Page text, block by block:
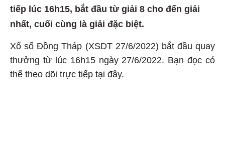
tiếp lúc 16h15, bắt đầu từ giải 8 cho đến giải
nhất, cuối cùng là giải đặc biệt.
Xổ số Đồng Tháp (XSDT 27/6/2022) bắt đầu quay
thưởng từ lúc 16h15 ngày 27/6/2022. Bạn đọc có
thể theo dõi trực tiếp tại đây.